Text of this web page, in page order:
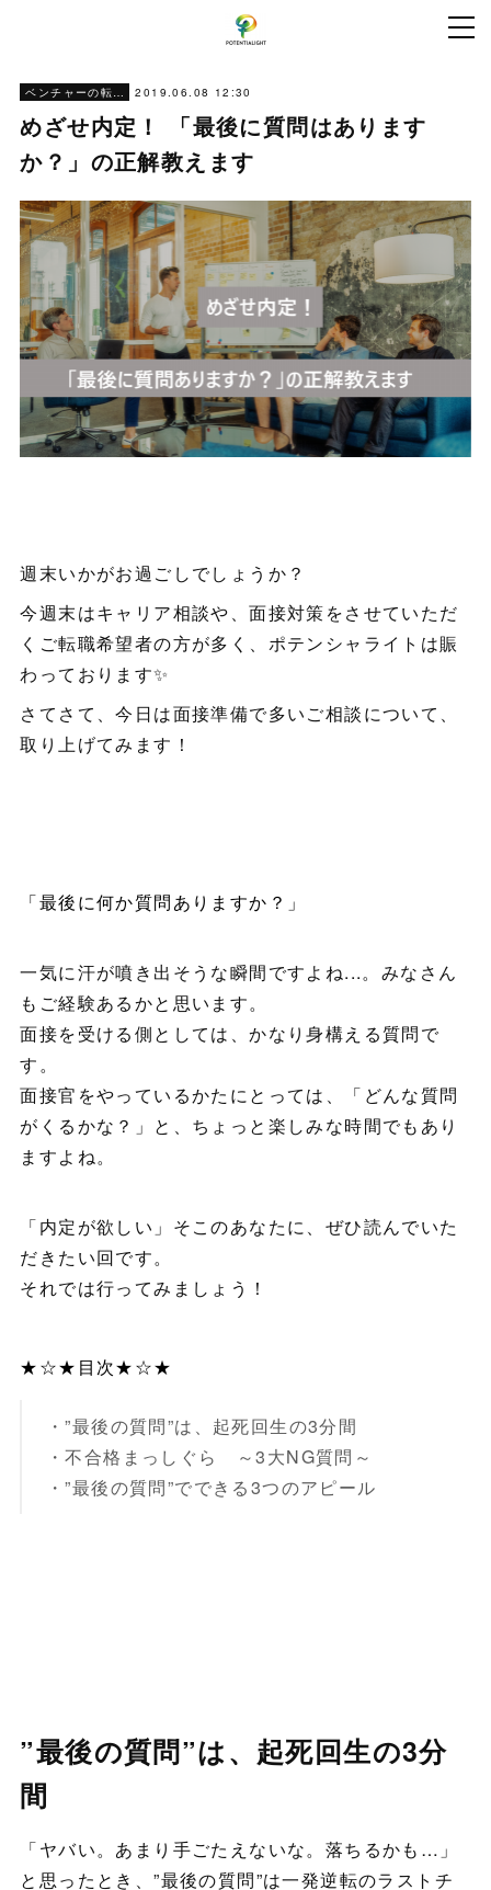
ベンチャーの転職ノウハウ 2019.06.08 12:30
めざせ内定！ 「最後に質問はあります
か？」の正解教えます
週末いかがお過ごしでしょうか？
今週末はキャリア相談や、面接対策をさせていただ
くご転職希望者の方が多く、ポテンシャライトは賑
わっております✨
さてさて、今日は面接準備で多いご相談について、
取り上げてみます！
「最後に何か質問ありますか？」
一気に汗が噴き出そうな瞬間ですよね...。みなさん
もご経験あるかと思います。
面接を受ける側としては、かなり身構える質問で
す。
面接官をやっているかたにとっては、「どんな質問
がくるかな？」と、ちょっと楽しみな時間でもあり
ますよね。
「内定が欲しい」そこのあなたに、ぜひ読んでいた
だきたい回です。
それでは行ってみましょう！
★☆★目次★☆★
・”最後の質問”は、起死回生の3分間
・不合格まっしぐら ～3大NG質問～
・”最後の質問”でできる3つのアピール
”最後の質問”は、起死回生の3分
間
「ヤバい。あまり手ごたえないな。落ちるかも…」
と思ったとき、”最後の質問”は一発逆転のラストチ